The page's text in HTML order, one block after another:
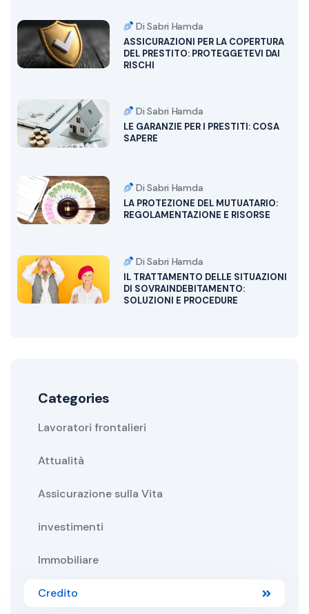
Di Sabri Hamda
ASSICURAZIONI PER LA COPERTURA
DEL PRESTITO: PROTEGGETEVI DAI
RISCHI
Di Sabri Hamda
LE GARANZIE PER I PRESTITI: COSA
SAPERE
Di Sabri Hamda
LA PROTEZIONE DEL MUTUATARIO:
REGOLAMENTAZIONE E RISORSE
Di Sabri Hamda
IL TRATTAMENTO DELLE SITUAZIONI
DI SOVRAINDEBITAMENTO:
SOLUZIONI E PROCEDURE
Categories
Lavoratori frontalieri
Attualità
Assicurazione sulla Vita
investimenti
Immobiliare
Credito